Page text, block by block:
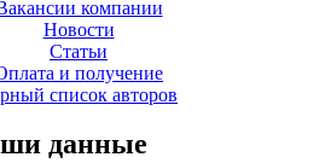
компании
Новости
Статьи
и получение
список авторов
данные